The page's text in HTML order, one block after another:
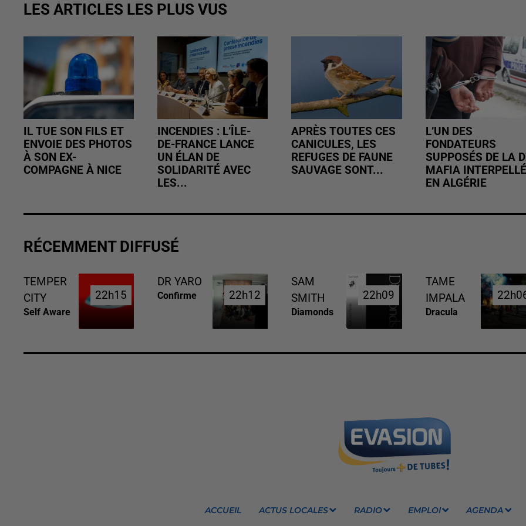
LES ARTICLES LES PLUS VUS
IL TUE SON FILS ET
ENVOIE DES PHOTOS
À SON EX-
COMPAGNE À NICE
INCENDIES : L’ÎLE-
DE-FRANCE LANCE
UN ÉLAN DE
SOLIDARITÉ AVEC
LES...
APRÈS TOUTES CES
CANICULES, LES
REFUGES DE FAUNE
SAUVAGE SONT...
L’UN DES
FONDATEURS
SUPPOSÉS DE LA
MAFIA INTERPELLÉ
EN ALGÉRIE
RÉCEMMENT DIFFUSÉ
TEMPER
CITY
Self Aware
22h15
22h15
DR YARO
Confirme 22h12
22h12
SAM
SMITH
Diamonds
22h09
22h09
TAME
IMPALA
Dracula
ACCUEIL ACTUS LOCALES RADIO EMPLOI AGENDA